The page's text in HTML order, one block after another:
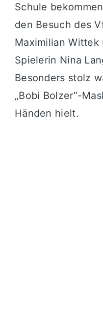
Schule
den Besuch des
Maximilian Wittek
Spielerin Nina
Besonders stolz
„Bobi Bolzer“-
Händen hielt.